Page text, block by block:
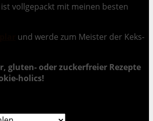
vollgepackt mit meinen besten
und werde zum Meister der Keks-
gluten- oder zuckerfreier Rezepte
holics!